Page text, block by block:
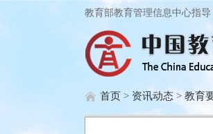
教育部教育管理信息中心指
首页 > 资讯动态 > 教育